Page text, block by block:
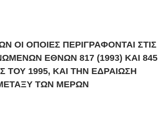
ΟΙ ΟΠΟΙΕΣ ΠΕΡΙΓΡΑΦΟΝΤΑΙ ΣΤΙΣ
ΕΘΝΩΝ 817 (1993) ΚΑΙ 845
ΤΟΥ 1995, ΚΑΙ ΤΗΝ ΕΔΡΑΙΩΣΗ
ΤΩΝ ΜΕΡΩΝ